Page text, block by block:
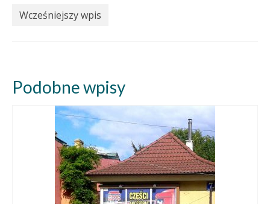
Wcześniejszy wpis
Podobne wpisy